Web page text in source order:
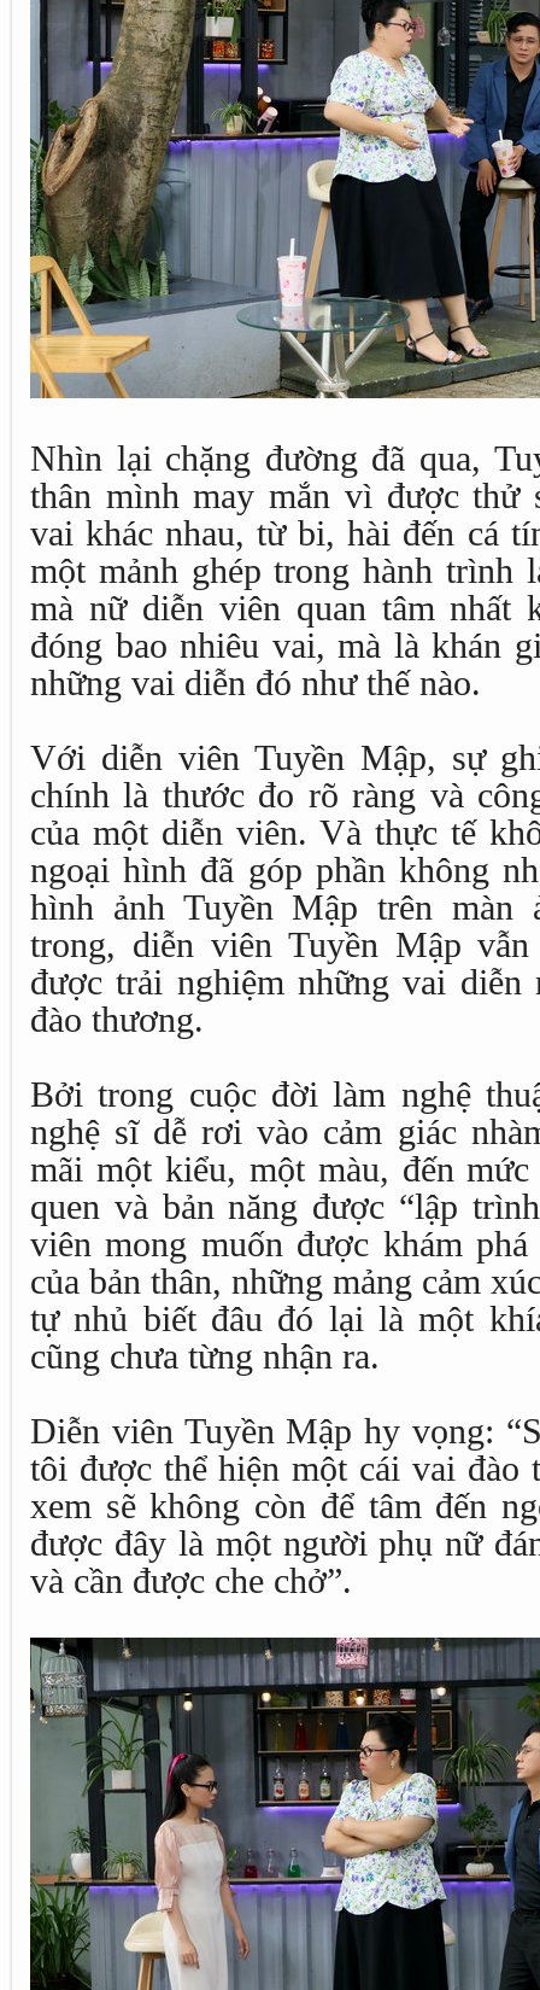
Nhìn lại chặng đường đã qua,
thân mình may mắn vì được thử
vai khác nhau, từ bi, hài đến cá
một mảnh ghép trong hành trình
mà nữ diễn viên quan tâm nhất
đóng bao nhiêu vai, mà là khán
những vai diễn đó như thế nào.
Với diễn viên Tuyền Mập, sự
chính là thước đo rõ ràng và
của một diễn viên. Và thực tế
ngoại hình đã góp phần không
hình ảnh Tuyền Mập trên màn
trong, diễn viên Tuyền Mập
được trải nghiệm những vai diễn
đào thương.
Bởi trong cuộc đời làm nghệ
nghệ sĩ dễ rơi vào cảm giác
mãi một kiểu, một màu, đến
quen và bản năng được “lập
viên mong muốn được khám
của bản thân, những mảng cảm
tự nhủ biết đâu đó lại là một
cũng chưa từng nhận ra.
Diễn viên Tuyền Mập hy vọng:
tôi được thể hiện một cái vai đào
xem sẽ không còn để tâm đến
được đây là một người phụ nữ
và cần được che chở”.